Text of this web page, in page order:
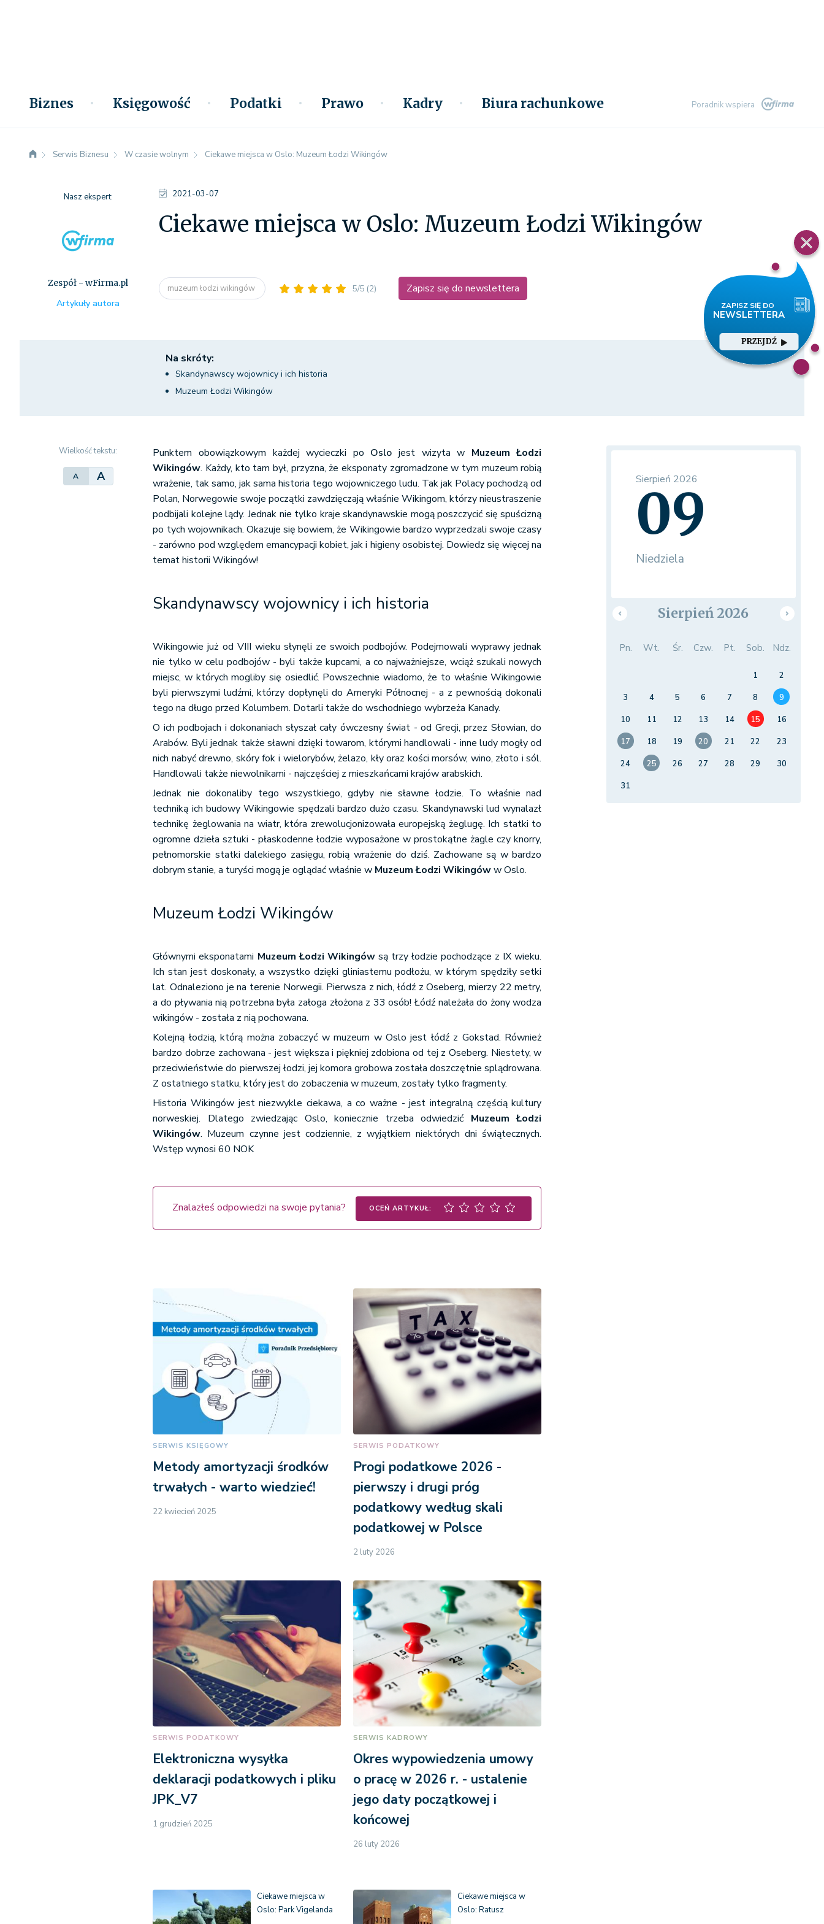
Biznes Księgowość Podatki Prawo Kadry Biura rachunkowe Poradnik wspiera
PRZEJDŹ
Serwis Biznesu W czasie wolnym Ciekawe miejsca w Oslo: Muzeum Łodzi Wikingów
2021-03-07
Ciekawe miejsca w Oslo: Muzeum Łodzi Wikingów
muzeum łodzi wikingów 5/5 (2) Zapisz się do newslettera
Nasz ekspert:
Zespół - wFirma.pl
Artykuły autora
Na skróty:
Skandynawscy wojownicy i ich historia
Muzeum Łodzi Wikingów
Wielkość tekstu:
A A
Punktem obowiązkowym każdej wycieczki po Oslo jest wizyta w Muzeum Łodzi
Wikingów. Każdy, kto tam był, przyzna, że eksponaty zgromadzone w tym muzeum robią
wrażenie, tak samo, jak sama historia tego wojowniczego ludu. Tak jak Polacy pochodzą od
Polan, Norwegowie swoje początki zawdzięczają właśnie Wikingom, którzy nieustraszenie
podbijali kolejne lądy. Jednak nie tylko kraje skandynawskie mogą poszczycić się spuścizną
po tych wojownikach. Okazuje się bowiem, że Wikingowie bardzo wyprzedzali swoje czasy
- zarówno pod względem emancypacji kobiet, jak i higieny osobistej. Dowiedz się więcej na
temat historii Wikingów!
Skandynawscy wojownicy i ich historia
Wikingowie już od VIII wieku słynęli ze swoich podbojów. Podejmowali wyprawy jednak
nie tylko w celu podbojów - byli także kupcami, a co najważniejsze, wciąż szukali nowych
miejsc, w których mogliby się osiedlić. Powszechnie wiadomo, że to właśnie Wikingowie
byli pierwszymi ludźmi, którzy dopłynęli do Ameryki Północnej - a z pewnością dokonali
tego na długo przed Kolumbem. Dotarli także do wschodniego wybrzeża Kanady.
O ich podbojach i dokonaniach słyszał cały ówczesny świat - od Grecji, przez Słowian, do
Arabów. Byli jednak także sławni dzięki towarom, którymi handlowali - inne ludy mogły od
nich nabyć drewno, skóry fok i wielorybów, żelazo, kły oraz kości morsów, wino, złoto i sól.
Handlowali także niewolnikami - najczęściej z mieszkańcami krajów arabskich.
Jednak nie dokonaliby tego wszystkiego, gdyby nie sławne łodzie. To właśnie nad
techniką ich budowy Wikingowie spędzali bardzo dużo czasu. Skandynawski lud wynalazł
technikę żeglowania na wiatr, która zrewolucjonizowała europejską żeglugę. Ich statki to
ogromne dzieła sztuki - płaskodenne łodzie wyposażone w prostokątne żagle czy knorry,
pełnomorskie statki dalekiego zasięgu, robią wrażenie do dziś. Zachowane są w bardzo
dobrym stanie, a turyści mogą je oglądać właśnie w Muzeum Łodzi Wikingóww Oslo.
Muzeum Łodzi Wikingów
Głównymi eksponatami Muzeum Łodzi Wikingówsą trzy łodzie pochodzące z IX wieku.
Ich stan jest doskonały, a wszystko dzięki gliniastemu podłożu, w którym spędziły setki
lat. Odnaleziono je na terenie Norwegii. Pierwsza z nich, łódź z Oseberg, mierzy 22 metry,
a do pływania nią potrzebna była załoga złożona z 33 osób! Łódź należała do żony wodza
wikingów - została z nią pochowana.
Kolejną łodzią, którą można zobaczyć w muzeum w Oslo jest łódź z Gokstad. Również
bardzo dobrze zachowana - jest większa i piękniej zdobiona od tej z Oseberg. Niestety, w
przeciwieństwie do pierwszej łodzi, jej komora grobowa została doszczętnie splądrowana.
Z ostatniego statku, który jest do zobaczenia w muzeum, zostały tylko fragmenty.
Historia Wikingów jest niezwykle ciekawa, a co ważne - jest integralną częścią kultury
norweskiej. Dlatego zwiedzając Oslo, koniecznie trzeba odwiedzić Muzeum Łodzi
Wikingów. Muzeum czynne jest codziennie, z wyjątkiem niektórych dni świątecznych.
Wstęp wynosi 60 NOK
Znalazłeś odpowiedzi na swoje pytania? OCEŃ ARTYKUŁ:
SERWIS KSIĘGOWY
Metody amortyzacji środków
trwałych - warto wiedzieć!
22 kwiecień 2025
SERWIS PODATKOWY
Progi podatkowe 2026 -
pierwszy i drugi próg
podatkowy według skali
podatkowej w Polsce
2 luty 2026
SERWIS PODATKOWY
Elektroniczna wysyłka
deklaracji podatkowych i pliku
JPK_V7
1 grudzień 2025
SERWIS KADROWY
Okres wypowiedzenia umowy
o pracę w 2026 r. - ustalenie
jego daty początkowej i
końcowej
26 luty 2026
Ciekawe miejsca w
Oslo: Park Vigelanda
Ciekawe miejsca w
Oslo: Ratusz
Sierpień 2026
09
Niedziela
Sierpień 2026
Pn. Wt. Śr. Czw. Pt. Sob. Ndz.
1
2
3
4 5 6 7 8
9
10
11 12 13 14 15
16
17
18 19 20 21 22
23
24
25 26 27 28 29
30
31